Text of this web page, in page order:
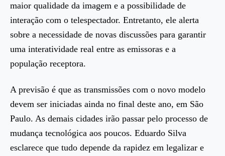
maior qualidade da imagem e a possibilidade de
interação com o telespectador. Entretanto, ele alerta
sobre a necessidade de novas discussões para garantir
uma interatividade real entre as emissoras e a
população receptora.
A previsão é que as transmissões com o novo modelo
devem ser iniciadas ainda no final deste ano, em São
Paulo. As demais cidades irão passar pelo processo de
mudança tecnológica aos poucos. Eduardo Silva
esclarece que tudo depende da rapidez em legalizar e